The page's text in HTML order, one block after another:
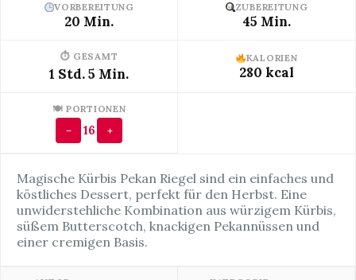
VORBEREITUNG
20 Min.
ZUBEREITUNG
45 Min.
⏱ GESAMT
1 Std. 5 Min.
KALORIEN
280 kcal
🍽 PORTIONEN
− 16 +
Magische Kürbis Pekan Riegel sind ein einfaches und
köstliches Dessert, perfekt für den Herbst. Eine
unwiderstehliche Kombination aus würzigem Kürbis,
süßem Butterscotch, knackigen Pekannüssen und
einer cremigen Basis.